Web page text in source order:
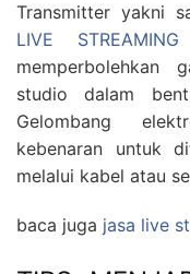
Transmitter yakni
LIVE
memperbolehkan
studio dalam
Gelombang
kebenaran untuk
melalui kabel atau
baca juga jasa live